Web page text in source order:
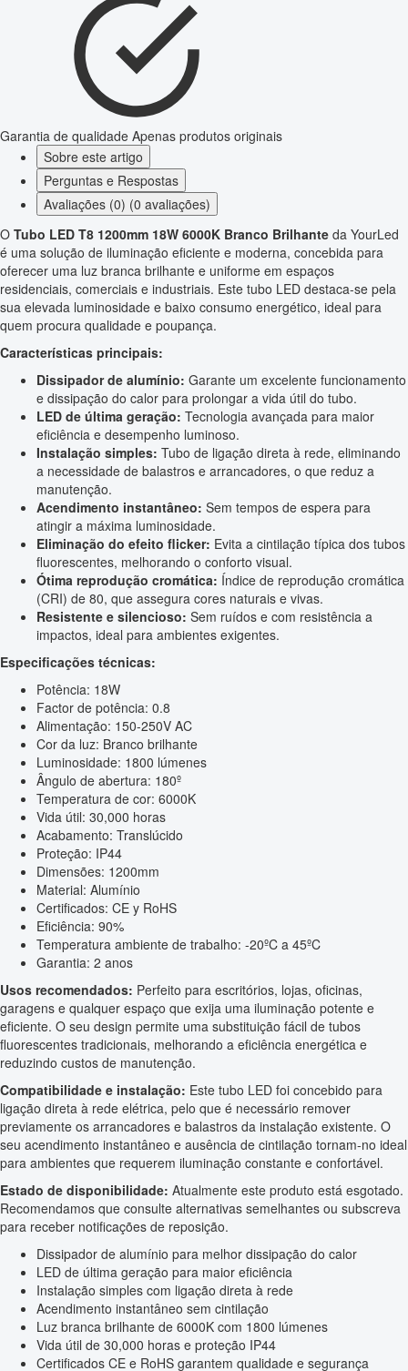
Garantia de qualidade Apenas produtos originais
Sobre este artigo
Perguntas e Respostas
Avaliações (0) (0 avaliações)
O Tubo LED T8 1200mm 18W 6000K Branco Brilhante da YourLed
é uma solução de iluminação eficiente e moderna, concebida para
oferecer uma luz branca brilhante e uniforme em espaços
residenciais, comerciais e industriais. Este tubo LED destaca-se pela
sua elevada luminosidade e baixo consumo energético, ideal para
quem procura qualidade e poupança.
Características principais:
Dissipador de alumínio: Garante um excelente funcionamento
e dissipação do calor para prolongar a vida útil do tubo.
LED de última geração: Tecnologia avançada para maior
eficiência e desempenho luminoso.
Instalação simples: Tubo de ligação direta à rede, eliminando
a necessidade de balastros e arrancadores, o que reduz a
manutenção.
Acendimento instantâneo: Sem tempos de espera para
atingir a máxima luminosidade.
Eliminação do efeito flicker: Evita a cintilação típica dos tubos
fluorescentes, melhorando o conforto visual.
Ótima reprodução cromática: Índice de reprodução cromática
(CRI) de 80, que assegura cores naturais e vivas.
Resistente e silencioso: Sem ruídos e com resistência a
impactos, ideal para ambientes exigentes.
Especificações técnicas:
Potência: 18W
Factor de potência: 0.8
Alimentação: 150-250V AC
Cor da luz: Branco brilhante
Luminosidade: 1800 lúmenes
Ângulo de abertura: 180º
Temperatura de cor: 6000K
Vida útil: 30,000 horas
Acabamento: Translúcido
Proteção: IP44
Dimensões: 1200mm
Material: Alumínio
Certificados: CE y RoHS
Eficiência: 90%
Temperatura ambiente de trabalho: -20ºC a 45ºC
Garantia: 2 anos
Usos recomendados: Perfeito para escritórios, lojas, oficinas,
garagens e qualquer espaço que exija uma iluminação potente e
eficiente. O seu design permite uma substituição fácil de tubos
fluorescentes tradicionais, melhorando a eficiência energética e
reduzindo custos de manutenção.
Compatibilidade e instalação: Este tubo LED foi concebido para
ligação direta à rede elétrica, pelo que é necessário remover
previamente os arrancadores e balastros da instalação existente. O
seu acendimento instantâneo e ausência de cintilação tornam-no ideal
para ambientes que requerem iluminação constante e confortável.
Estado de disponibilidade: Atualmente este produto está esgotado.
Recomendamos que consulte alternativas semelhantes ou subscreva
para receber notificações de reposição.
Dissipador de alumínio para melhor dissipação do calor
LED de última geração para maior eficiência
Instalação simples com ligação direta à rede
Acendimento instantâneo sem cintilação
Luz branca brilhante de 6000K com 1800 lúmenes
Vida útil de 30,000 horas e proteção IP44
Certificados CE e RoHS garantem qualidade e segurança